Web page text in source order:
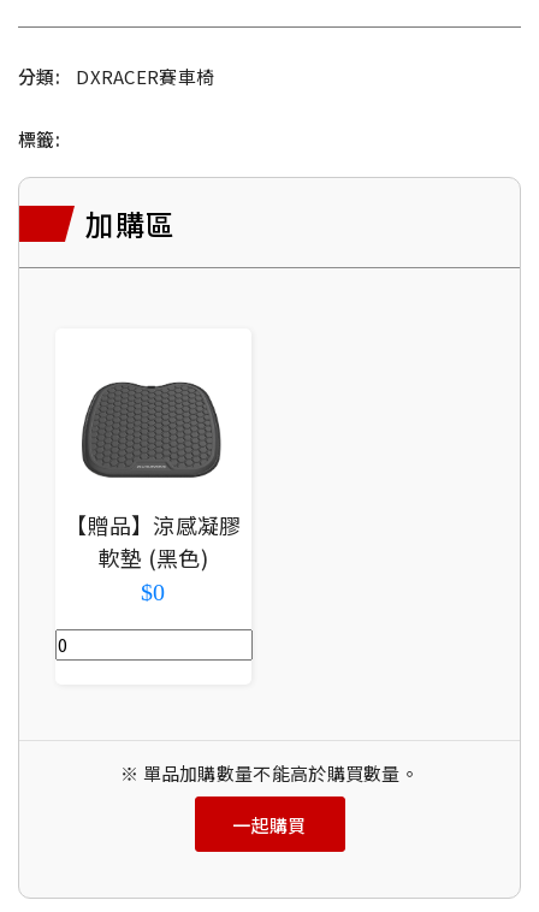
分類: DXRACER賽車椅
標籤:
加購區
【贈品】涼感凝膠
軟墊 (黑色)
$0
※ 單品加購數量不能高於購買數量。
一起購買